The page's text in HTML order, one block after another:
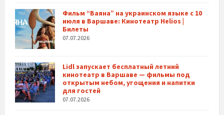
Фильм “Ваяна” на украинском языке с 10
июля в Варшаве: Кинотеатр Helios |
Билеты
07.07.2026
Lidl запускает бесплатный летний
кинотеатр в Варшаве — фильмы под
открытым небом, угощения и напитки
для гостей
07.07.2026